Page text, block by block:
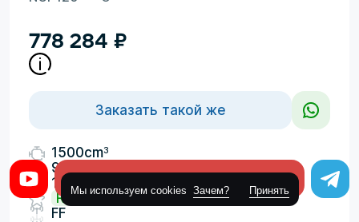
778 284 ₽
Заказать такой же
1500cm3
92000км
109л.с.
R
FF
Мы используем cookies Зачем? Принять